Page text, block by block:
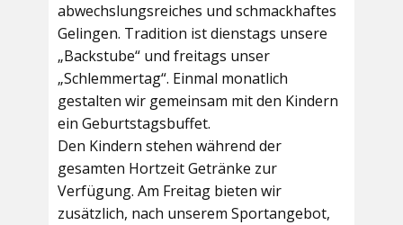
abwechslungsreiches und schmackhaftes
Gelingen. Tradition ist dienstags unsere
„Backstube“ und freitags unser
„Schlemmertag“. Einmal monatlich
gestalten wir gemeinsam mit den Kindern
ein Geburtstagsbuffet.
Den Kindern stehen während der
gesamten Hortzeit Getränke zur
Verfügung. Am Freitag bieten wir
zusätzlich, nach unserem Sportangebot,